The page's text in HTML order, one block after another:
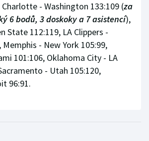
- Washington 133:109 (za
6 bodů, 3 doskoky a 7 asistencí),
State 112:119, LA Clippers -
Memphis - New York 105:99,
101:106, Oklahoma City - LA
- Utah 105:120,
96:91.